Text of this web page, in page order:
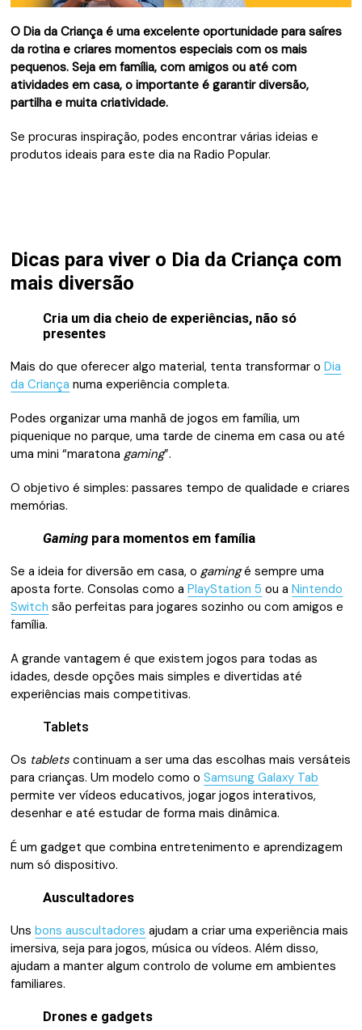
O Dia da Criança é uma excelente oportunidade para saíres
da rotina e criares momentos especiais com os mais
pequenos. Seja em família, com amigos ou até com
atividades em casa, o importante é garantir diversão,
partilha e muita criatividade.
Se procuras inspiração, podes encontrar várias ideias e
produtos ideais para este dia na Radio Popular.
Dicas para viver o Dia da Criança com
mais diversão
Cria um dia cheio de experiências, não só
presentes
Mais do que oferecer algo material, tenta transformar oDia
da Criança numa experiência completa.
Podes organizar uma manhã de jogos em família, um
piquenique no parque, uma tarde de cinema em casa ou até
uma mini “maratona gaming”.
O objetivo é simples: passares tempo de qualidade e criares
memórias.
Gaming para momentos em família
Se a ideia for diversão em casa, o gamingé sempre uma
aposta forte. Consolas como aPlayStation 5 ou aNintendo
Switch são perfeitas para jogares sozinho ou com amigos e
família.
A grande vantagem é que existem jogos para todas as
idades, desde opções mais simples e divertidas até
experiências mais competitivas.
Tablets
Os tablets continuam a ser uma das escolhas mais versáteis
para crianças. Um modelo como oSamsung Galaxy Tab
permite ver vídeos educativos, jogar jogos interativos,
desenhar e até estudar de forma mais dinâmica.
É um gadget que combina entretenimento e aprendizagem
num só dispositivo.
Auscultadores
Unsbons auscultadores ajudam a criar uma experiência mais
imersiva, seja para jogos, música ou vídeos. Além disso,
ajudam a manter algum controlo de volume em ambientes
familiares.
Drones e gadgets